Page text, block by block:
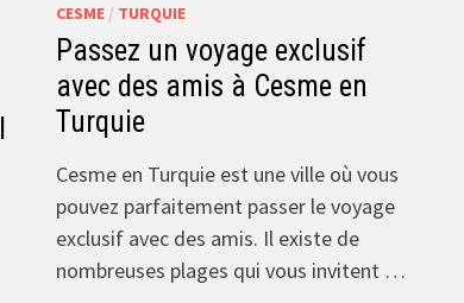
CESME/ TURQUIE
Passez un voyage exclusif
avec des amis à Cesme en
Turquie
Cesme en Turquie est une ville où vous
pouvez parfaitement passer le voyage
exclusif avec des amis. Il existe de
nombreuses plages qui vous invitent …